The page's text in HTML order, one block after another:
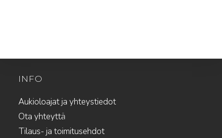
INFO
Aukioloajat ja yhteystiedot
Ota yhteyttä
Tilaus- ja toimitusehdot